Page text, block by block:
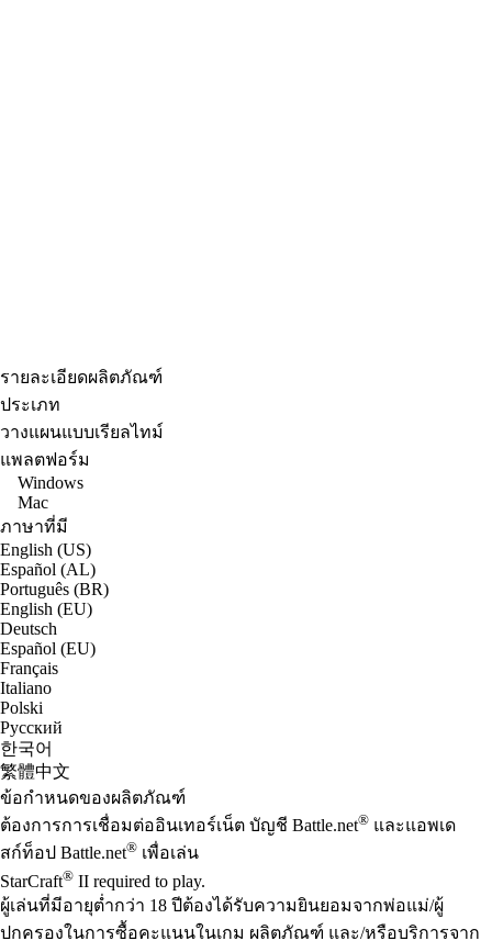
รายละเอียดผลิตภัณฑ์
ประเภท
วางแผนแบบเรียลไทม์
แพลตฟอร์ม
Windows
Mac
ภาษาที่มี
English (US)
Español (AL)
Português (BR)
English (EU)
Deutsch
Español (EU)
Français
Italiano
Polski
Русский
한국어
繁體中文
ข้อกำหนดของผลิตภัณฑ์
ต้องการการเชื่อมต่ออินเทอร์เน็ต บัญชี Battle.net® และแอพเด
สก์ท็อป Battle.net® เพื่อเล่น
StarCraft® II required to play.
ผู้เล่นที่มีอายุต่ำกว่า 18 ปีต้องได้รับความยินยอมจากพ่อแม่/ผู้
ปกครองในการซื้อคะแนนในเกม ผลิตภัณฑ์ และ/หรือบริการจาก